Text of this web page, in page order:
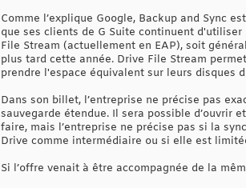
Comme l’explique Google, Backup and Sync
que ses clients de G Suite continuent
File Stream (actuellement en EAP), soit
plus tard cette année. Drive File Stream
prendre l'espace équivalent sur leurs disques
Dans son billet, l’entreprise ne précise pas
sauvegarde étendue. Il sera possible d’ouvrir
faire, mais l’entreprise ne précise pas si la
Drive comme intermédiaire ou si elle est
Si l’offre venait à être accompagnée de la